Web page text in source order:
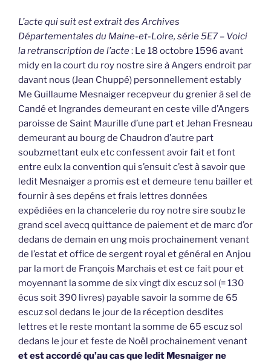
L’acte qui suit est extrait des Archives
Départementales du Maine-et-Loire, série 5E7 – Voici
la retranscription de l’acte: Le 18 octobre 1596 avant
midy en la court du roy nostre sire à Angers endroit par
davant nous (Jean Chuppé) personnellement estably
Me Guillaume Mesnaiger recepveur du grenier à sel de
Candé et Ingrandes demeurant en ceste ville d’Angers
paroisse de Saint Maurille d’une part et Jehan Fresneau
demeurant au bourg de Chaudron d’autre part
soubzmettant eulx etc confessent avoir fait et font
entre eulx la convention qui s’ensuit c’est à savoir que
ledit Mesnaiger a promis est et demeure tenu bailler et
fournir à ses depéns et frais lettres données
expédiées en la chancelerie du roy notre sire soubz le
grand scel avecq quittance de paiement et de marc d’or
dedans de demain en ung mois prochainement venant
de l’estat et office de sergent royal et général en Anjou
par la mort de François Marchais et est ce fait pour et
moyennant la somme de six vingt dix escuz sol (= 130
écus soit 390 livres) payable savoir la somme de 65
escuz sol dedans le jour de la réception desdites
lettres et le reste montant la somme de 65 escuz sol
dedans le jour et feste de Noël prochainement venant
et est accordé qu’au cas que ledit Mesnaiger ne